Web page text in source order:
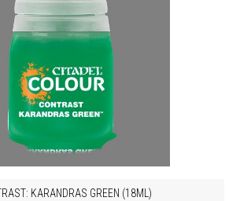
KARANDRAS GREEN (18ML)